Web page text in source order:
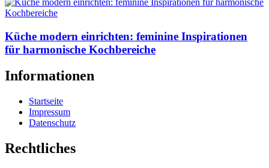
Küche modern einrichten: feminine Inspirationen
für harmonische Kochbereiche
Informationen
Startseite
Impressum
Datenschutz
Rechtliches